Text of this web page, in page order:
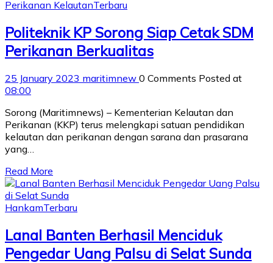
Perikanan KelautanTerbaru
Politeknik KP Sorong Siap Cetak SDM
Perikanan Berkualitas
25 January 2023 maritimnew 0 Comments Posted at
08:00
Sorong (Maritimnews) – Kementerian Kelautan dan
Perikanan (KKP) terus melengkapi satuan pendidikan
kelautan dan perikanan dengan sarana dan prasarana
yang…
Read More
HankamTerbaru
Lanal Banten Berhasil Menciduk
Pengedar Uang Palsu di Selat Sunda